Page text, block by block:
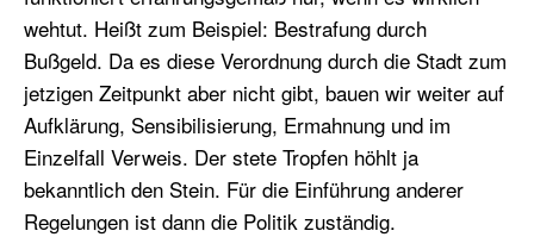
wehtut. Heißt zum Beispiel: Bestrafung durch
Bußgeld. Da es diese Verordnung durch die Stadt zum
jetzigen Zeitpunkt aber nicht gibt, bauen wir weiter auf
Aufklärung, Sensibilisierung, Ermahnung und im
Einzelfall Verweis. Der stete Tropfen höhlt ja
bekanntlich den Stein. Für die Einführung anderer
Regelungen ist dann die Politik zuständig.